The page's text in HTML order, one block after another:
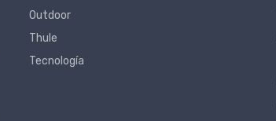
Outdoor
Thule
Tecnología